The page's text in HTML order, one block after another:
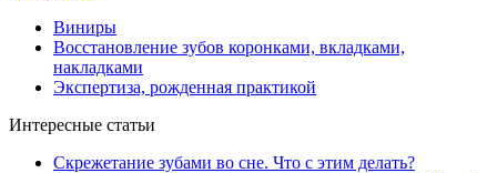
Виниры
Восстановление зубов коронками, вкладками,
накладками
Экспертиза, рожденная практикой
Интересные статьи
Скрежетание зубами во сне. Что с этим делать?